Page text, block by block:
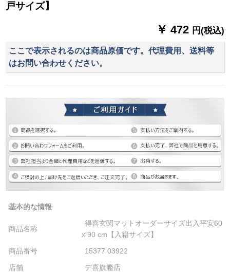
戸サイズ】
￥ 472 円(税込)
ここで表示されるのは商品原価です。代理費用、送料等
はお問い合わせください。
基本的な情報
商品名称
得喜玄関マットオーダーサイズ出入平安60
x 90 cm【入籍サイズ】
商品番号
15377 03922
店舗
デ喜旗艦店